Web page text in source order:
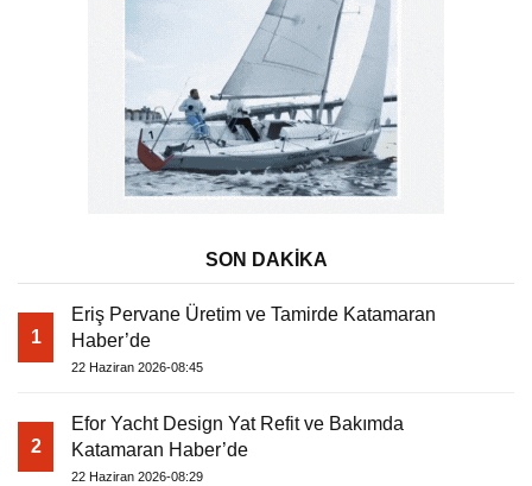
SON DAKİKA
1
Eriş Pervane Üretim ve Tamirde Katamaran
Haber’de
22 Haziran 2026-08:45
2
Efor Yacht Design Yat Refit ve Bakımda
Katamaran Haber’de
22 Haziran 2026-08:29